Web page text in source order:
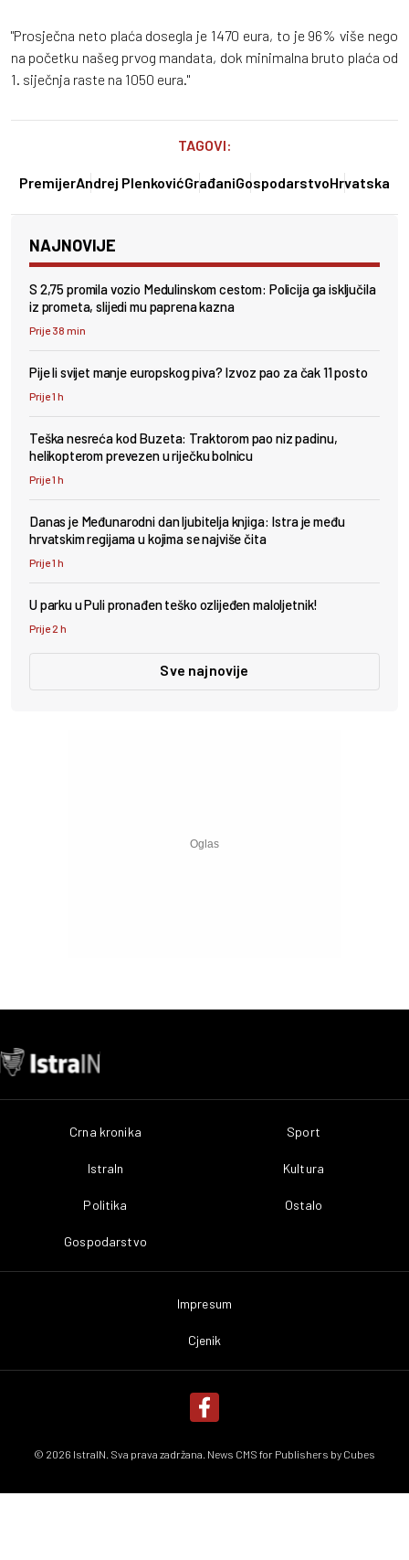
"Prosječna neto plaća dosegla je 1470 eura, to je 96% više nego
na početku našeg prvog mandata, dok minimalna bruto plaća od
1. siječnja raste na 1050 eura."
TAGOVI:
PremijerAndrej PlenkovićGrađaniGospodarstvoHrvatska
NAJNOVIJE
S 2,75 promila vozio Medulinskom cestom: Policija ga isključila
iz prometa, slijedi mu paprena kazna
Prije 38 min
Pije li svijet manje europskog piva? Izvoz pao za čak 11 posto
Prije 1 h
Teška nesreća kod Buzeta: Traktorom pao niz padinu,
helikopterom prevezen u riječku bolnicu
Prije 1 h
Danas je Međunarodni dan ljubitelja knjiga: Istra je među
hrvatskim regijama u kojima se najviše čita
Prije 1 h
U parku u Puli pronađen teško ozlijeđen maloljetnik!
Prije 2 h
Sve najnovije
Crna kronika
IstraIn
Politika
Gospodarstvo
Sport
Kultura
Ostalo
Impresum
Cjenik
© 2026 IstraIN. Sva prava zadržana. News CMS for Publishers by Cubes